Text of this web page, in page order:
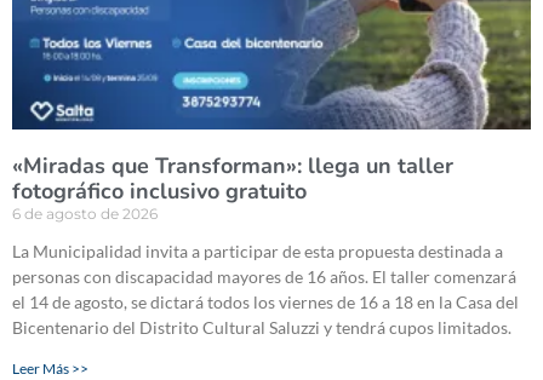
«Miradas que Transforman»: llega un taller
fotográfico inclusivo gratuito
6 de agosto de 2026
La Municipalidad invita a participar de esta propuesta destinada a
personas con discapacidad mayores de 16 años. El taller comenzará
el 14 de agosto, se dictará todos los viernes de 16 a 18 en la Casa del
Bicentenario del Distrito Cultural Saluzzi y tendrá cupos limitados.
Leer Más >>